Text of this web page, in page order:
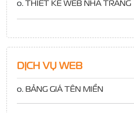
o. THIẾT KẾ WEB NHA TRANG
DỊCH VỤ WEB
o. BẢNG GIÁ TÊN MIỀN